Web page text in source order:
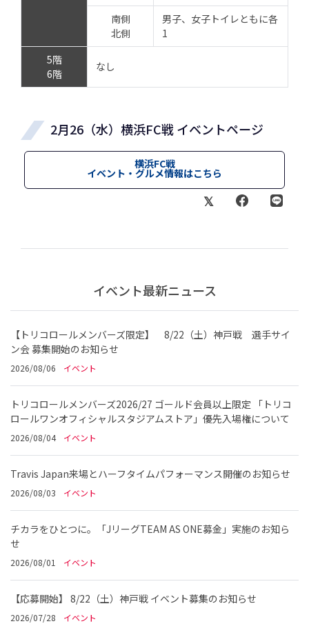
南側
北側
男子、女子トイレともに各
1
5階
6階
なし
2月26（水）横浜FC戦 イベントページ
横浜FC戦
イベント・グルメ情報はこちら
イベント最新ニュース
【トリコロールメンバーズ限定】 8/22（土）神戸戦 選手サイ
ン会 募集開始のお知らせ
2026/08/06 イベント
トリコロールメンバーズ2026/27 ゴールド会員以上限定 「トリコ
ロールワンオフィシャルスタジアムストア」優先入場権について
2026/08/04 イベント
Travis Japan来場とハーフタイムパフォーマンス開催のお知らせ
2026/08/03 イベント
チカラをひとつに。「JリーグTEAM AS ONE募金」実施のお知ら
せ
2026/08/01 イベント
【応募開始】 8/22（土）神戸戦 イベント募集のお知らせ
2026/07/28 イベント